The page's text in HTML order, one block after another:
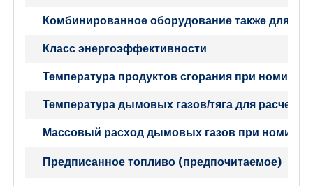
Комбинированное оборудование также для
Класс энергоэффективности
Температура продуктов сгорания при
Температура дымовых газов/тяга для
Массовый расход дымовых газов при
Предписанное топливо (предпочитаемое)